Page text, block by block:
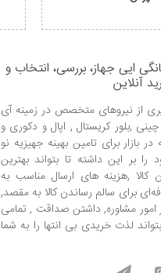
ایی جهاز، بررسی، انتخاب و
آنلاین
از نیروهای متخصص در زمینه آی
,بلور کریستال , اپال و دکوری و
تجربه 33 ساله در بازار برای تامین بهینه جهیزیه نو
بر این داشته تا بتواند بهترین
,هزینه های ارسال مناسب به
برای سالم رساندن کالا به مقصد,
مشاوره, داشتن صداقت , تمامی
لذت خریدی بی انتها را به شما